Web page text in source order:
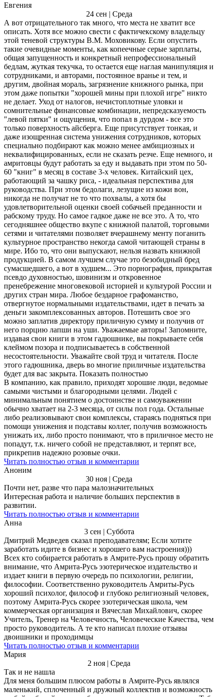
Евгения
24 сен | Среда
А вот отрицательного так много, что места не хватит все
описать. Хотя все можно свести с фактичекскому владельцу
этой теневой структуры В.М. Моховикову. Если опустить
такие очевидные моменты, как копеечные серые зарплаты,
общая запущенность и конкретный непрофессиональный
бедлам, жуткая текучка, то остается еще наглая манипуляция и
сотрудниками, и авторами, постоянное вранье и тем, и
другим, двойная мораль, загрязнение книжного рынка, при
этом даже попытки "хорошей мины при плохой игре" никто
не делает. Уход от налогов, нечистоплотные уловки и
сомнительные финансовые комбинации, непредсказуемость
"левой пятки" и ощущения, что попал в дурдом - все это
только поверхность айсберга. Еще присутствует тонкая, и
даже изощренная система унижения сотрудников, которых
специально подбирают как можно менее амбициозных и
неквалифицированных, если не сказать резче. Еще немного, и
амритовцы будут работать за еду и выдавать при этом по 50-
60 "книг" в месяц в составе 3-х человек. Китайский цех,
работающий за чашку риса, - идеальная перспектива для
руководства. При этом бедолаги, лезущие из кожи вон,
никогда не получат не то что похвалы, а хотя бы
удовлетворительной оценки своей собачьей преданности и
рабскому труду. Но самое гадкое даже не все это. А то, что
сегодняшнее общество вкупе с книжной палатой, торговыми
сетями и читателями позволяет вчерашнему менту поганить
культурное пространство некогда самой читающей страны в
мире. Ибо то, что они выпускают, нельзя назвать книжной
продукцией. В самом лучшем случае это безобидный бред
сумасшедшего, а вот в худшем... Это порнография, прикрытая
псевдо духовностью, шовинизм и откровенное
пренебрежение многовековой историей и культурой России и
других стран мира. Любое бездарное графоманство,
отвергнутое нормальными издательствами, идет в печать за
деньги закомплексованных авторов. Потешить свое эго
можно заплатив директору приличную сумму и получив от
него порцию лапши на уши. Уважаемые авторы! Запомните,
издавая свои книги в этом гадюшнике, вы покрываете себя
клеймом позора и подписываетесь в собственной
несостоятельности. Уважайте свой труд и читателя. После
этого гадюшника, дверь во многие приличные издательства
будет для вас закрыта. Показать полностью
В компанию, как правило, приходят хорошие люди, ведомые
самыми чистыми и благородными целями. Людей с
минимальным понятием о достоинстве и самоуважении
обычно хватает на 2-3 месяца, от силы пол года. Остальные
либо реализовывают свои комплексы, стараясь подняться при
помощи унижения и подставы коллег, получив возможность
унижать их, либо просто понимают, что в приличное место не
попадут, т.к. ничего собой не представляют, и терпят все,
прикрепив надежно розовые очки.
Читать полностью отзыв и комментарии
Аноним
30 ноя | Среда
Почти нет, разве что пара малозначительных
Интересная работа и наличие больших перспектив в
развитии.
Читать полностью отзыв и комментарии
Анна
3 сен | Суббота
Дмитрий Медведев сказал преподавателям; Если хотите
заработать идите в бизнес и хорошего вам настроения)))
Всех кто собирается работать в Амрите-Русь прошу обратить
внимание, что Амрита-Русь эзотерическое издательство и
издает книги в первую очередь по психологии, религии,
философии. Соответственно руководитель Амриты-Русь
хороший психолог, философ и глубоко религиозный человек,
поэтому Амрита-Русь скорее эзотерическая школа, чем
коммерческая организация и Вячеслав Михайлович, скорее
Учитель, Тренер на Человечность, Человеческие Качества, чем
просто руководитель. А те кто написал плохие отзывы
двоишники и проходимцы
Читать полностью отзыв и комментарии
Мария
2 ноя | Среда
Так и не нашла
Для меня большим плюсом работы в Амрите-Русь являлся
маленький, сплоченный и дружный коллектив и возможность